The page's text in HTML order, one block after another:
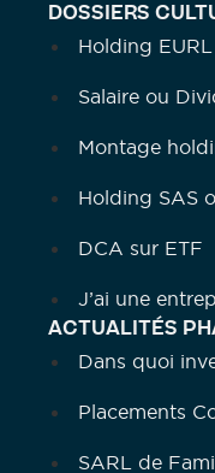
DOSSIERS
Holding
Salaire ou
Montage
Holding SAS
DCA sur ETF
J’ai une
ACTUALITÉS
Dans quoi
Placements
SARL de